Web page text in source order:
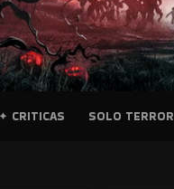
✦ CRITICAS SOLO TERROR